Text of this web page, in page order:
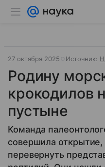
27 октября 2025 Источник:
Родину
крокодилов
пустыне
Команда
совершила открытие,
перевернуть